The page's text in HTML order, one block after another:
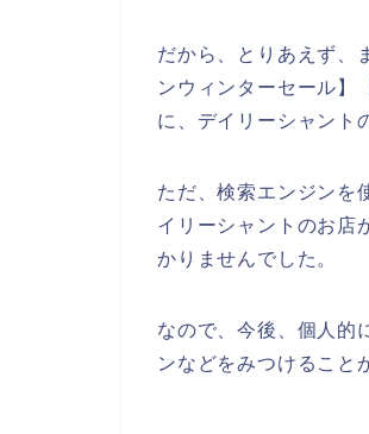
だから、とりあえず、
ンウィンターセール】
に、デイリーシャント
ただ、検索エンジンを
イリーシャントのお店
かりませんでした。
なので、今後、個人的
ンなどをみつけること